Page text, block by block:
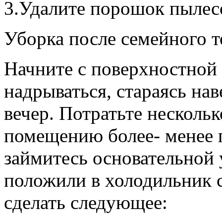
3.Удалите порошок
Уборка после семейного
Начните с
надрываться, стараясь
вечер. Потратьте
помещению более- менее
займитесь
положили в холодильник
сделать следующее: